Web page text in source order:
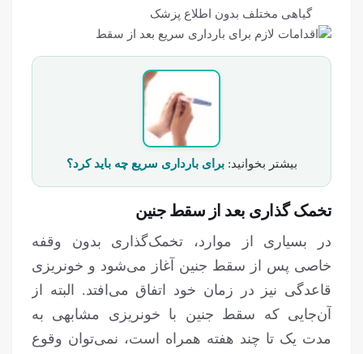
گیاهی مختلف بدون اطلاع پزشک
بیشتر بخوانید:برای بارداری سریع چه باید کرد؟
تخمک گذاری بعد از سقط جنین
در بسیاری از موارد، تخمک‌گذاری بدون وقفه
خاصی پس از سقط جنین آغاز می‌شود و خونریزی
قاعدگی نیز در زمان خود اتفاق می‌افتد. البته از
آن‌جایی که سقط جنین با خونریزی مشابهی به
مدت یک تا چند هفته همراه است، نمی‌توان وقوع